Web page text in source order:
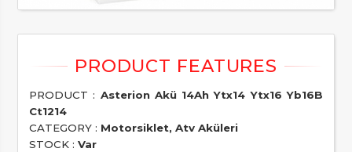
PRODUCT : Asterion Akü 14Ah Ytx14 Ytx16 Yb16B
Ct1214
CATEGORY : Motorsiklet, Atv Aküleri
STOCK : Var